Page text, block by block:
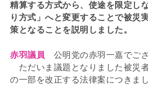
精算する方式から、使途を限定し
り方式」へと変更することで被災
策となることを説明しました。
赤羽議員 公明党の赤羽一嘉でご
ただいま議題となりました被災
の一部を改正する法律案につきま